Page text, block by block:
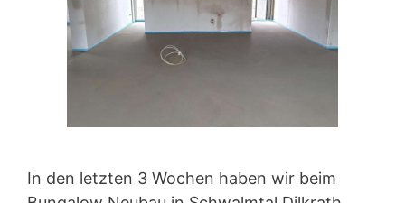
In den letzten 3 Wochen haben wir beim